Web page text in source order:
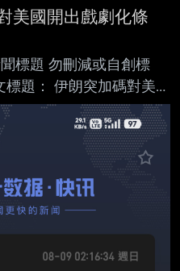
b5/26/8/8/n1482
一行，請用縮網址，連
2 處分。 發布時間： 更
AM 請勿張貼超過3
元記者張婷 原文內容：
森特（Scott
美國開出戲劇化條
標題 勿刪減或自創標
題： 伊朗突加碼對美國
茲海峽協議恐生變 原文
story/124061/9679
8/9 記者署名：盧思綸
，德黑蘭向美國提出一
美方必須滿足特定條件，
關閉。此舉恐怕動搖伊
的協議。 伊朗最高國家